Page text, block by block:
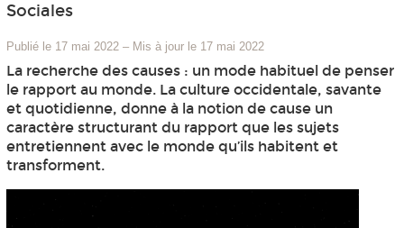
Sociales
Publié le 17 mai 2022 – Mis à jour le 17 mai 2022
La recherche des causes : un mode habituel de penser
le rapport au monde. La culture occidentale, savante
et quotidienne, donne à la notion de cause un
caractère structurant du rapport que les sujets
entretiennent avec le monde qu’ils habitent et
transforment.